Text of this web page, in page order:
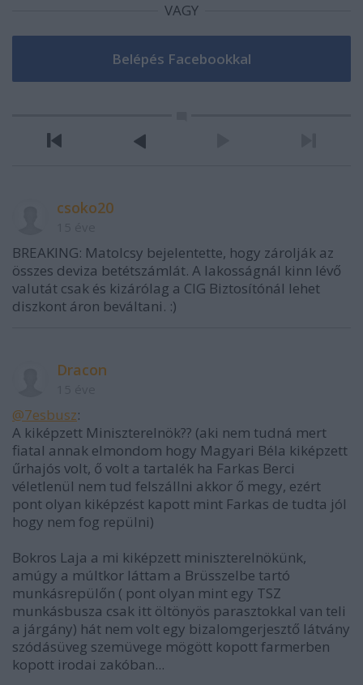
VAGY
csoko20
BREAKING: Matolcsy bejelentette, hogy zárolják az
összes deviza betétszámlát. A lakosságnál kinn lévő
valutát csak és kizárólag a CIG Biztosítónál lehet
diszkont áron beváltani. :)
Dracon
@7esbusz:
A kiképzett Miniszterelnök?? (aki nem tudná mert
fiatal annak elmondom hogy Magyari Béla kiképzett
űrhajós volt, ő volt a tartalék ha Farkas Berci
véletlenül nem tud felszállni akkor ő megy, ezért
pont olyan kiképzést kapott mint Farkas de tudta jól
hogy nem fog repülni)
Bokros Laja a mi kiképzett miniszterelnökünk,
amúgy a múltkor láttam a Brüsszelbe tartó
munkásrepülőn ( pont olyan mint egy TSZ
munkásbusza csak itt öltönyös parasztokkal van teli
a járgány) hát nem volt egy bizalomgerjesztő látvány
szódásüveg szemüvege mögött kopott farmerben
kopott irodai zakóban...